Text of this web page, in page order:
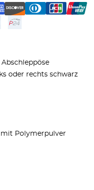
oder rechts schwarz
mit Polymerpulver